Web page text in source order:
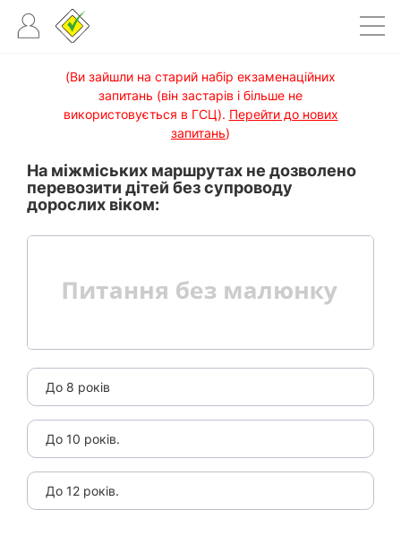
(Ви зайшли на старий набір екзаменаційних
запитань (він застарів і більше не
використовується в ГСЦ). Перейти до нових
запитань)
На міжміських маршрутах не дозволено
перевозити дітей без супроводу
дорослих віком:
До 8 років
До 10 років.
До 12 років.